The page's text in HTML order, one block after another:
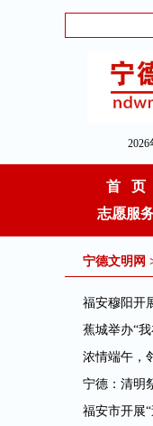
2026
首 页
志愿服
宁德文明网
福安穆阳开
蕉城举办“
浓情端午，
宁德：清明
福安市开展